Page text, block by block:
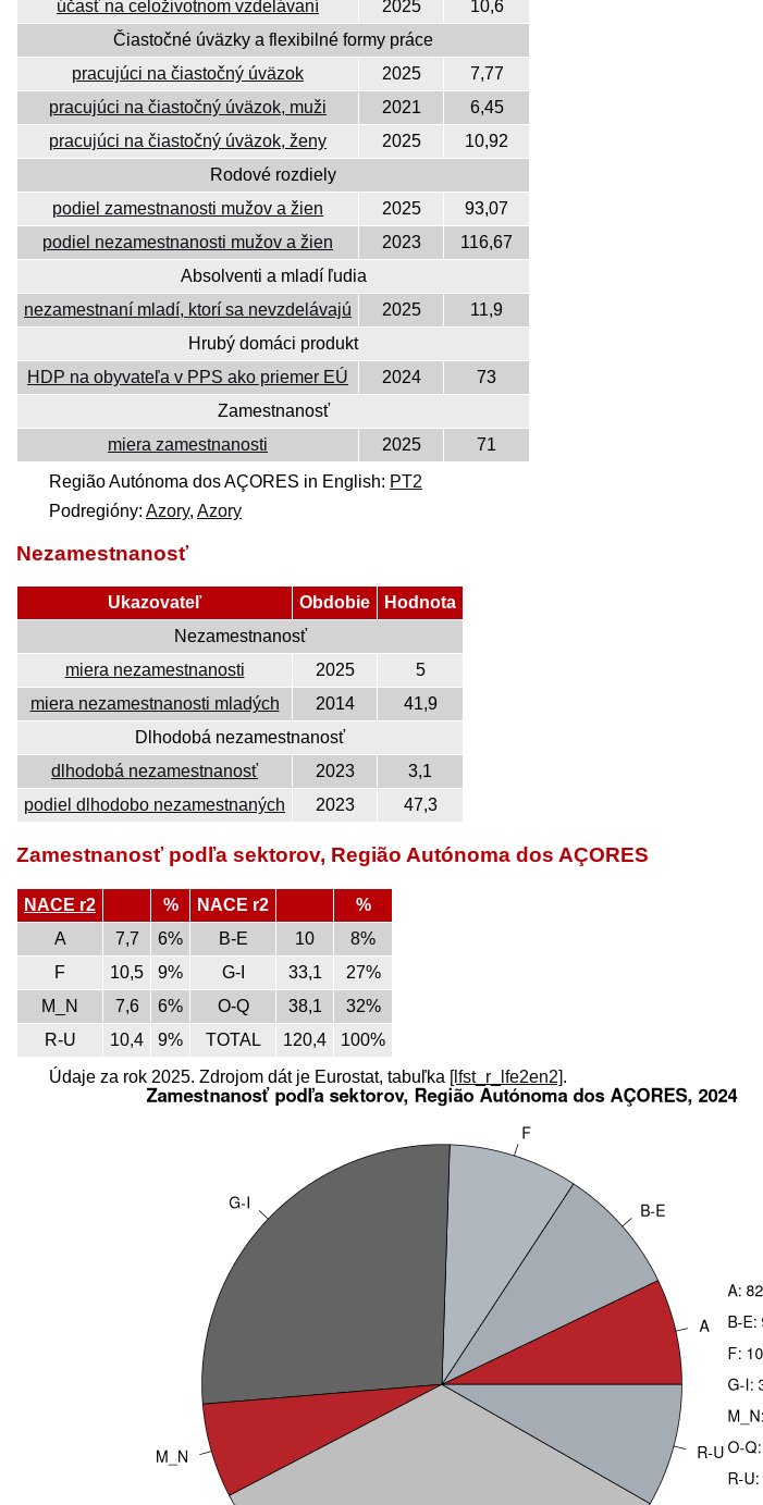
účasť na celoživotnom vzdelávaní 2025
10,6
Čiastočné úväzky a flexibilné formy práce
pracujúci na čiastočný úväzok
2025
7,77
pracujúci na čiastočný úväzok, muži
2021
6,45
pracujúci na čiastočný úväzok, ženy
2025
10,92
Rodové rozdiely
podiel zamestnanosti mužov a žien
2025
93,07
podiel nezamestnanosti mužov a žien
2023
116,67
Absolventi a mladí ľudia
nezamestnaní mladí, ktorí sa nevzdelávajú
2025
11,9
Hrubý domáci produkt
HDP na obyvateľa v PPS ako priemer EÚ
2024
73
Zamestnanosť
miera zamestnanosti
2025
71
Região Autónoma dos AÇORES in English: PT2
Podregióny: Azory, Azory
Nezamestnanosť
Ukazovateľ Obdobie
Hodnota
Nezamestnanosť
miera nezamestnanosti
2025
5
miera nezamestnanosti mladých
2014
41,9
Dlhodobá nezamestnanosť
dlhodobá nezamestnanosť
2023
3,1
podiel dlhodobo nezamestnaných
2023 47,3
Zamestnanosť podľa sektorov, Região Autónoma dos AÇORES
NACE r2 % NACE r2
%
A
7,7 6% B-E 10
8%
F
10,5 9% G-I 33,1
27%
M_N
7,6 6% O-Q 38,1
32%
R-U
10,4 9% TOTAL 120,4
100%
Údaje za rok 2025. Zdrojom dát je Eurostat, tabuľka [lfst_r_lfe2en2].